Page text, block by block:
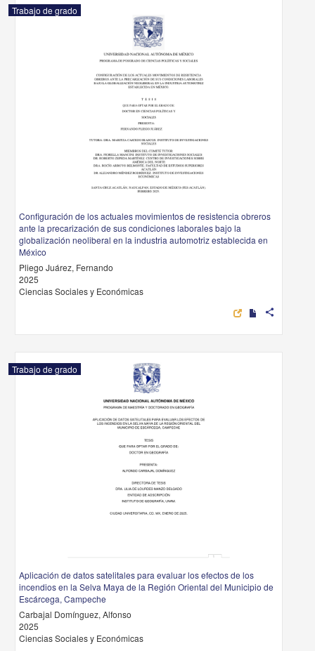
Trabajo de grado
Configuración de los actuales movimientos de resistencia obreros
ante la precarización de sus condiciones laborales bajo la
globalización neoliberal en la industria automotriz establecida en
México
Pliego Juárez, Fernando
2025
Ciencias Sociales y Económicas
share
Trabajo de grado
Aplicación de datos satelitales para evaluar los efectos de los
incendios en la Selva Maya de la Región Oriental del Municipio de
Escárcega, Campeche
Carbajal Domínguez, Alfonso
2025
Ciencias Sociales y Económicas